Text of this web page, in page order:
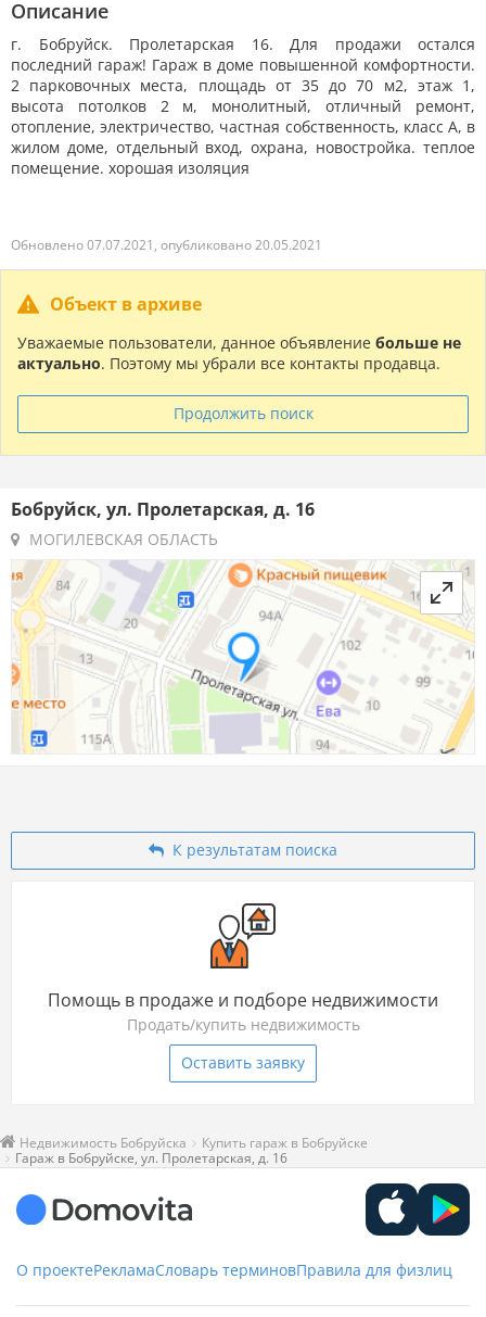
Описание
г. Бобруйск. Пролетарская 16. Для продажи остался
последний гараж! Гараж в доме повышенной комфортности.
2 парковочных места, площадь от 35 до 70 м2, этаж 1,
высота потолков 2 м, монолитный, отличный ремонт,
отопление, электричество, частная собственность, класс A, в
жилом доме, отдельный вход, охрана, новостройка. теплое
помещение. хорошая изоляция
Обновлено 07.07.2021, опубликовано 20.05.2021
Объект в архиве
Уважаемые пользователи, данное объявление больше не
актуально. Поэтому мы убрали все контакты продавца.
Продолжить поиск
Бобруйск, ул. Пролетарская, д. 16
МОГИЛЕВСКАЯ ОБЛАСТЬ
К результатам поиска
Помощь в продаже и подборе недвижимости
Продать/купить недвижимость
Оставить заявку
Недвижимость Бобруйска
Купить гараж в Бобруйске
Гараж в Бобруйске, ул. Пролетарская, д. 16
О проектеРекламаСловарь терминовПравила для физлиц